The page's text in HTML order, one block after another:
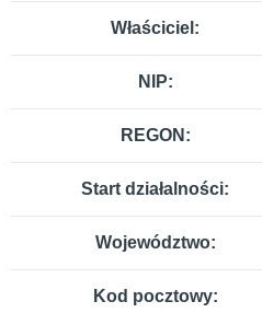
Właściciel:
NIP:
REGON:
Start działalności:
Województwo:
Kod pocztowy: